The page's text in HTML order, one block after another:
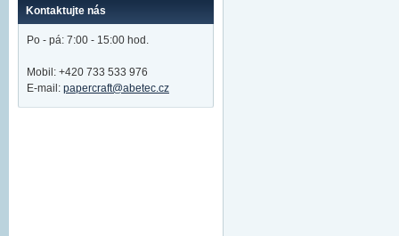
Kontaktujte nás
Po - pá: 7:00 - 15:00 hod.
Mobil: +420 733 533 976
E-mail: papercraft@abetec.cz